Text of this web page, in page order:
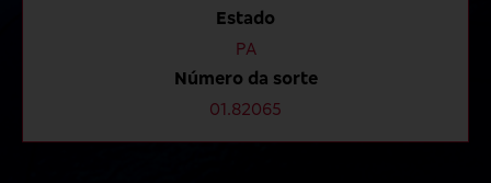
Estado
PA
Número da sorte
01.82065